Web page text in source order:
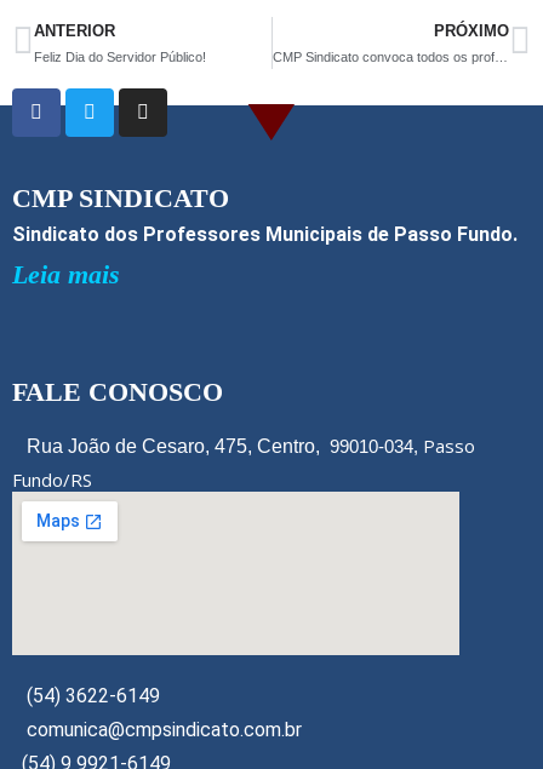
ce
b
o
o
k
tt
er e
ANTERIOR
Feliz Dia do Servidor Público!
PRÓXIMO
CMP Sindicato convoca todos os professores para Assembleia Geral Extraordinária
CMP SINDICATO
Sindicato dos Professores Municipais de Passo Fundo.
Leia mais
FALE CONOSCO
Rua João de Cesaro, 475, Centro, 99010-034, Passo
Fundo/RS
(54) 3622-6149
comunica@cmpsindicato.com.br
(54) 9 9921-6149